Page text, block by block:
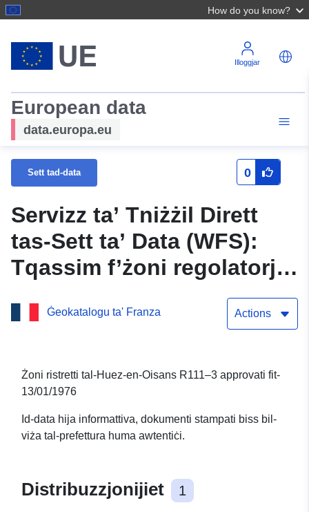
How do you know?
Illoggjar
European data
data.europa.eu
Sett tad-data 0
Servizz ta’ Tniżżil Dirett
tas-Sett ta’ Data (WFS):
Tqassim f’żoni regolatorji
— Huez-en-Oisans R111–3
— 13/01/1976
Ġeokatalogu ta' Franza Actions
Żoni ristretti tal-Huez-en-Oisans R111–3 approvati fit-
13/01/1976
Id-data hija informattiva, dokumenti stampati biss bil-
viża tal-prefettura huma awtentiċi.
Distribuzzjonijiet 1